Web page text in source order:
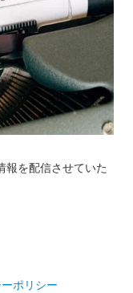
報を配信させていた
ポリシー